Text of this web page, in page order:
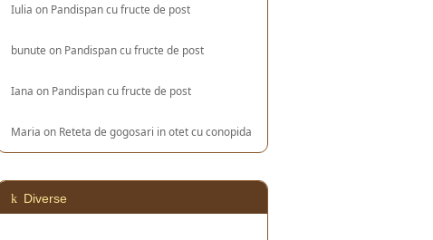
Iulia on Pandispan cu fructe de post
bunute on Pandispan cu fructe de post
Iana on Pandispan cu fructe de post
Maria on Reteta de gogosari in otet cu conopida
Diverse